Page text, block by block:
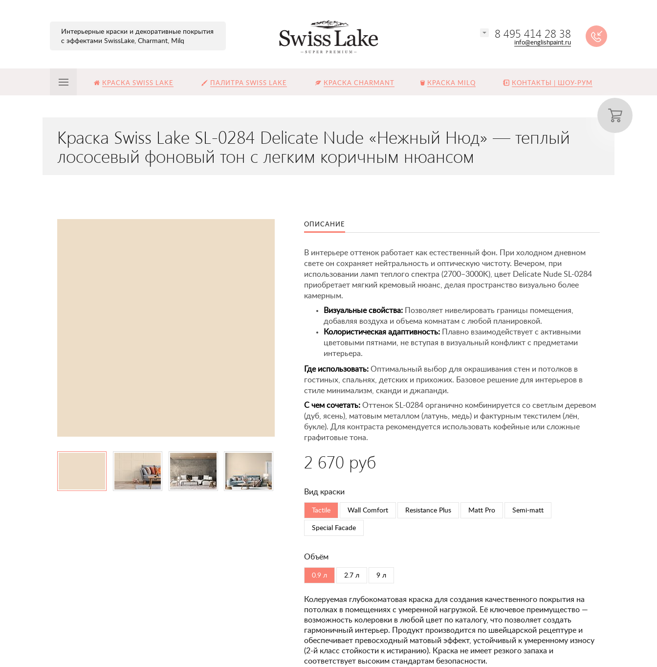
Интерьерные краски и декоративные покрытия
с эффектами SwissLake, Charmant, Milq
8 495 414 28 38
info@englishpaint.ru
КРАСКА SWISS LAKE ПАЛИТРА SWISS LAKE КРАСКА CHARMANT КРАСКА MILQ КОНТАКТЫ | ШОУ-РУМ
Краска Swiss Lake SL-0284 Delicate Nude «Нежный Нюд» — теплый
лососевый фоновый тон с легким коричным нюансом
ОПИСАНИЕ
В интерьере оттенок работает как естественный фон. При холодном дневном
свете он сохраняет нейтральность и оптическую чистоту. Вечером, при
использовании ламп теплого спектра (2700–3000K), цвет Delicate Nude SL-0284
приобретает мягкий кремовый нюанс, делая пространство визуально более
камерным.
Визуальные свойства: Позволяет нивелировать границы помещения,
добавляя воздуха и объема комнатам с любой планировкой.
Колористическая адаптивность: Плавно взаимодействует с активными
цветовыми пятнами, не вступая в визуальный конфликт с предметами
интерьера.
Где использовать: Оптимальный выбор для окрашивания стен и потолков в
гостиных, спальнях, детских и прихожих. Базовое решение для интерьеров в
стиле минимализм, сканди и джапанди.
С чем сочетать: Оттенок SL-0284 органично комбинируется со светлым деревом
(дуб, ясень), матовым металлом (латунь, медь) и фактурным текстилем (лён,
букле). Для контраста рекомендуется использовать кофейные или сложные
графитовые тона.
2 670 руб
Вид краски
Tactile Wall Comfort Resistance Plus Matt Pro Semi-matt
Special Faсade
Объём
0.9 л 2.7 л 9 л
Колеруемая глубокоматовая краска для создания качественного покрытия на
потолках в помещениях с умеренной нагрузкой. Её ключевое преимущество —
возможность колеровки в любой цвет по каталогу, что позволяет создать
гармоничный интерьер. Продукт производится по швейцарской рецептуре и
обеспечивает превосходный матовый эффект, устойчивый к умеренному износу
(2-й класс стойкости к истиранию). Краска не имеет резкого запаха и
соответствует высоким стандартам безопасности.